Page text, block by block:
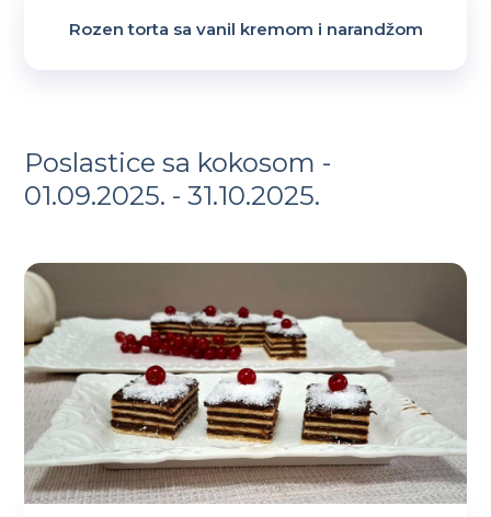
Rozen torta sa vanil kremom i narandžom
Poslastice sa kokosom -
01.09.2025. - 31.10.2025.